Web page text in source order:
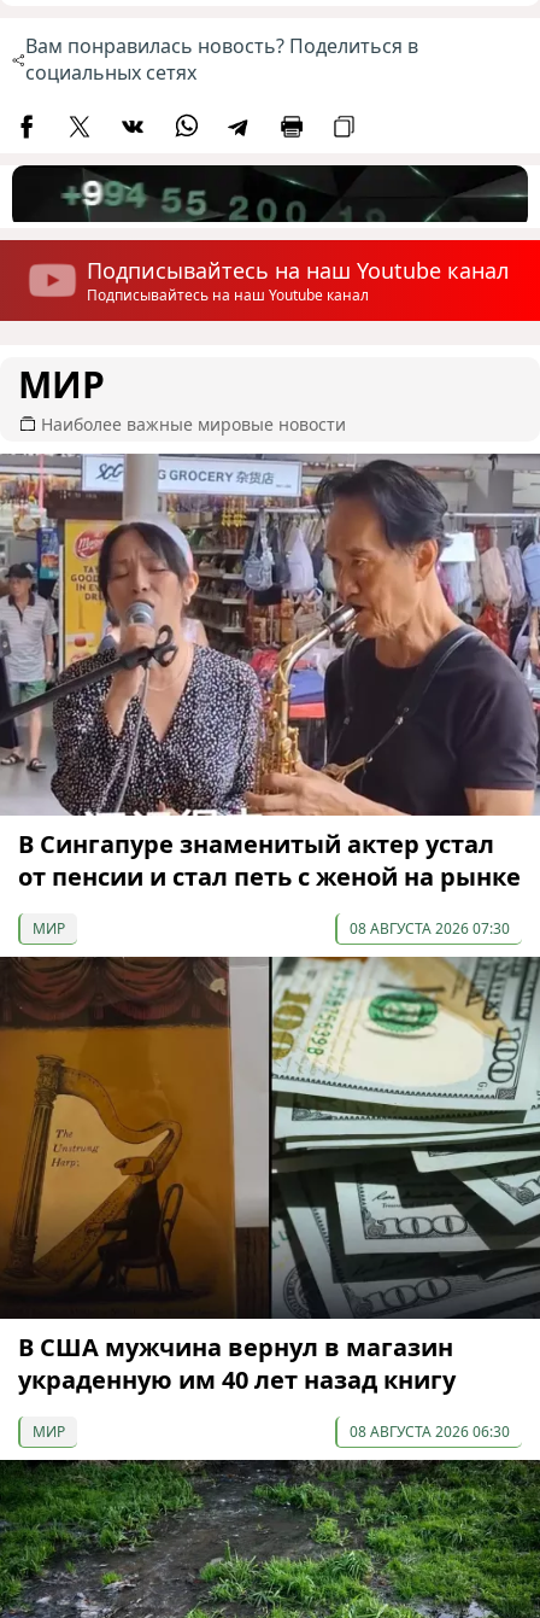
Вам понравилась новость? Поделиться в
социальных сетях
Подписывайтесь на наш Youtube канал
Подписывайтесь на наш Youtube канал
МИР
Наиболее важные мировые новости
В Сингапуре знаменитый актер устал
от пенсии и стал петь с женой на рынке
МИР 08 АВГУСТА 2026 07:30
В США мужчина вернул в магазин
украденную им 40 лет назад книгу
МИР 08 АВГУСТА 2026 06:30